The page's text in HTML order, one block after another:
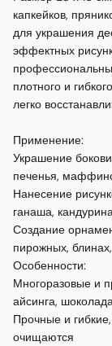
капкейков,
для украшения
эффектных
плотного и
легко
Применение:
Украшение
печенья,
Нанесение
ганаша,
Создание
пирожных,
Особенности:
Многоразовые и
айсинга,
Прочные и
очищаются